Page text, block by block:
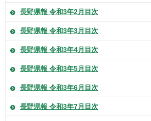
長野県報 令和3年2月目次
長野県報 令和3年3月目次
長野県報 令和3年4月目次
長野県報 令和3年5月目次
長野県報 令和3年6月目次
長野県報 令和3年7月目次